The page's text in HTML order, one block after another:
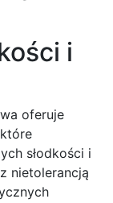
i
oferuje
słodkości i
nietolerancją